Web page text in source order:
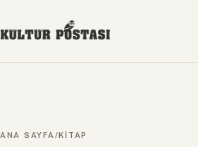
ANA SAYFA /KİTAP